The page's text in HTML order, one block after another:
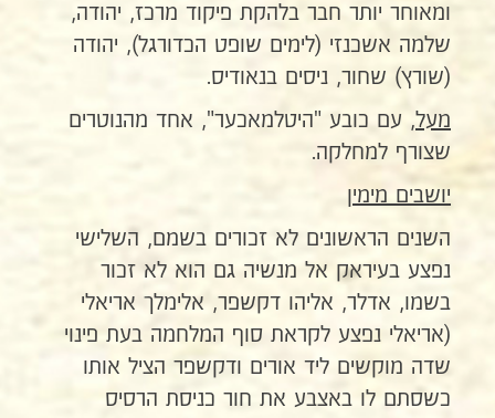
ומאוחר יותר חבר בלהקת פיקוד מרכז, יהודה,
שלמה אשכנזי (לימים שופט הכדורגל), יהודה
(שורץ) שחור, ניסים בנאודיס.
מעל, עם כובע "היטלמאכער", אחד מהנוטרים
שצורף למחלקה.
יושבים מימין
השנים הראשונים לא זכורים בשמם, השלישי
נפצע בעיראק אל מנשיה גם הוא לא זכור
בשמו, אדלר, אליהו דקשפר, אלימלך אריאלי
(אריאלי נפצע לקראת סוף המלחמה בעת פינוי
שדה מוקשים ליד אורים ודקשפר הציל אותו
כשסתם לו באצבע את חור כניסת הרסיס